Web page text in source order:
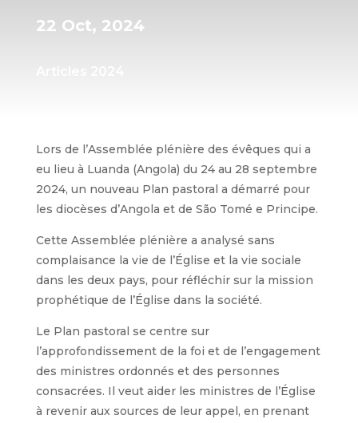
22 Oct, 2024
Lors de l’Assemblée plénière des évêques qui a
eu lieu à Luanda (Angola) du 24 au 28 septembre
2024, un nouveau Plan pastoral a démarré pour
les diocèses d’Angola et de São Tomé e Principe.
Cette Assemblée plénière a analysé sans
complaisance la vie de l’Église et la vie sociale
dans les deux pays, pour réfléchir sur la mission
prophétique de l’Église dans la société.
Le Plan pastoral se centre sur
l’approfondissement de la foi et de l’engagement
des ministres ordonnés et des personnes
consacrées. Il veut aider les ministres de l’Église
à revenir aux sources de leur appel, en prenant